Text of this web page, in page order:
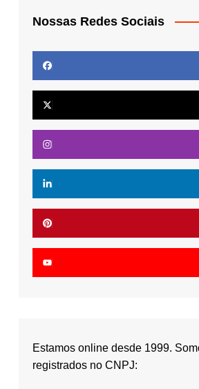
Nossas Redes Sociais
Estamos online desde 1999.
registrados no CNPJ: